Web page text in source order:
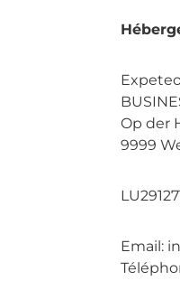
Op der
9999
Email: